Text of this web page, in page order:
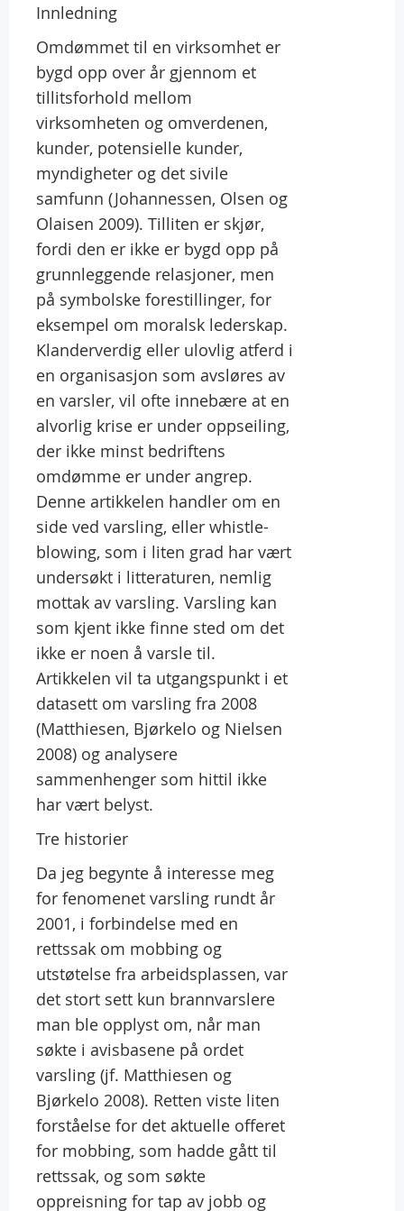
Innledning
Omdømmet til en virksomhet er
bygd opp over år gjennom et
tillitsforhold mellom
virksomheten og omverdenen,
kunder, potensielle kunder,
myndigheter og det sivile
samfunn (Johannessen, Olsen og
Olaisen 2009). Tilliten er skjør,
fordi den er ikke er bygd opp på
grunnleggende relasjoner, men
på symbolske forestillinger, for
eksempel om moralsk lederskap.
Klanderverdig eller ulovlig atferd i
en organisasjon som avsløres av
en varsler, vil ofte innebære at en
alvorlig krise er under oppseiling,
der ikke minst bedriftens
omdømme er under angrep.
Denne artikkelen handler om en
side ved varsling, eller whistle-
blowing, som i liten grad har vært
undersøkt i litteraturen, nemlig
mottak av varsling. Varsling kan
som kjent ikke finne sted om det
ikke er noen å varsle til.
Artikkelen vil ta utgangspunkt i et
datasett om varsling fra 2008
(Matthiesen, Bjørkelo og Nielsen
2008) og analysere
sammenhenger som hittil ikke
har vært belyst.
Tre historier
Da jeg begynte å interesse meg
for fenomenet varsling rundt år
2001, i forbindelse med en
rettssak om mobbing og
utstøtelse fra arbeidsplassen, var
det stort sett kun brannvarslere
man ble opplyst om, når man
søkte i avisbasene på ordet
varsling (jf. Matthiesen og
Bjørkelo 2008). Retten viste liten
forståelse for det aktuelle offeret
for mobbing, som hadde gått til
rettssak, og som søkte
oppreisning for tap av jobb og